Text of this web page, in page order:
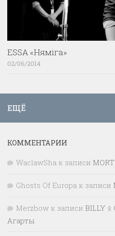
ESSA «Няміга»
02/06/2014
ЕЩЁ
КОММЕНТАРИИ
WaclawSha к записи
Ghosts Of Europa к записи
Merzbow к записи BILLY ᛟ
Агарты